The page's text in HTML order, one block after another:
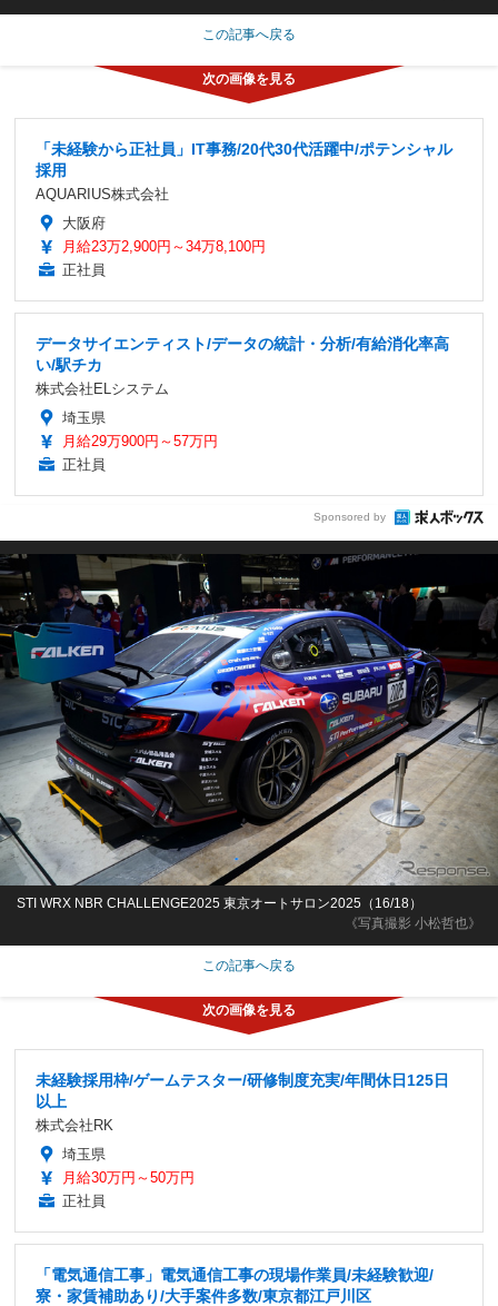
この記事へ戻る
「未経験から正社員」IT事務/20代30代活躍中/ポテンシャル
採用
AQUARIUS株式会社
大阪府
月給23万2,900円～34万8,100円
正社員
データサイエンティスト/データの統計・分析/有給消化率高
い/駅チカ
株式会社ELシステム
埼玉県
月給29万900円～57万円
正社員
Sponsored by
《写真撮影 小松哲也》
STI WRX NBR CHALLENGE2025 東京オートサロン2025（16/18）
この記事へ戻る
未経験採用枠/ゲームテスター/研修制度充実/年間休日125日
以上
株式会社RK
埼玉県
月給30万円～50万円
正社員
「電気通信工事」電気通信工事の現場作業員/未経験歓迎/
寮・家賃補助あり/大手案件多数/東京都江戸川区